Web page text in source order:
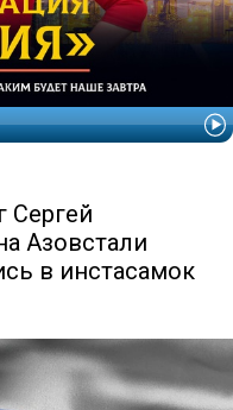
Сергей
Азовстали
в инстасамок